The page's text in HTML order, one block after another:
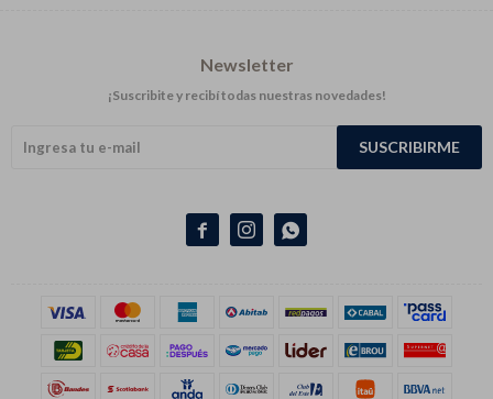
  
Newsletter
¡Suscribite y recibí todas nuestras novedades!
SUSCRIBIRME